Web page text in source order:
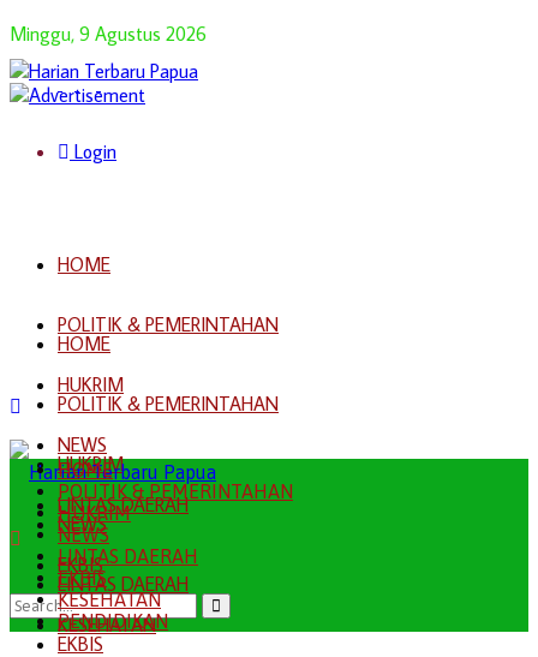
Minggu, 9 Agustus 2026
Login
HOME
POLITIK & PEMERINTAHAN
HUKRIM
NEWS
LINTAS DAERAH
EKBIS
KESEHATAN
HOME
POLITIK & PEMERINTAHAN
HUKRIM
NEWS
LINTAS DAERAH
EKBIS
HOME
POLITIK & PEMERINTAHAN
HUKRIM
NEWS
LINTAS DAERAH
EKBIS
KESEHATAN
PENDIDIKAN